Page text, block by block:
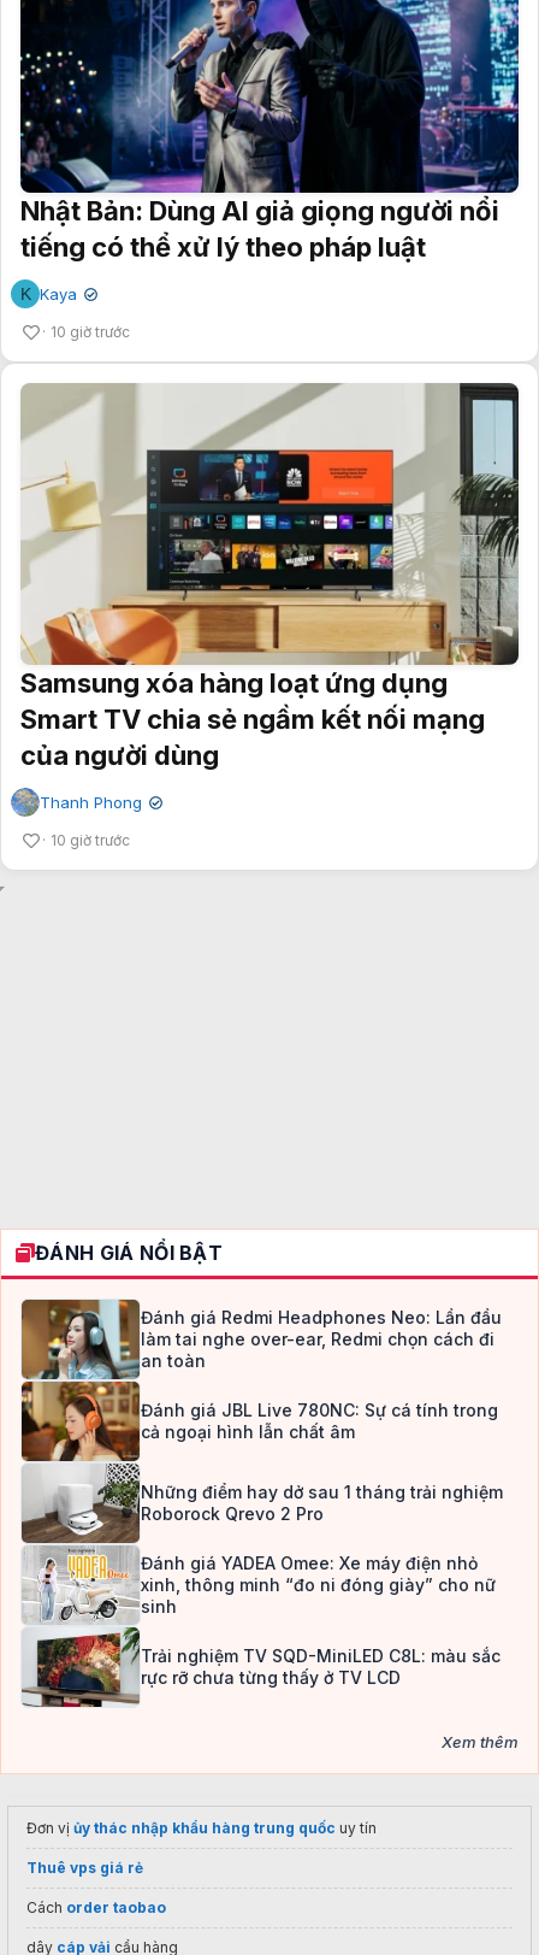
Nhật Bản: Dùng AI giả giọng người nổi
tiếng có thể xử lý theo pháp luật
K Kaya ✔
10 giờ trước
Samsung xóa hàng loạt ứng dụng
Smart TV chia sẻ ngầm kết nối mạng
của người dùng
Thanh Phong ✔
10 giờ trước
ĐÁNH GIÁ NỔI BẬT
Đánh giá Redmi Headphones Neo: Lần đầu
làm tai nghe over-ear, Redmi chọn cách đi
an toàn
Đánh giá JBL Live 780NC: Sự cá tính trong
cả ngoại hình lẫn chất âm
Những điểm hay dở sau 1 tháng trải nghiệm
Roborock Qrevo 2 Pro
Đánh giá YADEA Omee: Xe máy điện nhỏ
xinh, thông minh “đo ni đóng giày” cho nữ
sinh
Trải nghiệm TV SQD-MiniLED C8L: màu sắc
rực rỡ chưa từng thấy ở TV LCD
Xem thêm
Đơn vị ủy thác nhập khẩu hàng trung quốc uy tín
Thuê vps giá rẻ
Cách order taobao
dây cáp vải cẩu hàng